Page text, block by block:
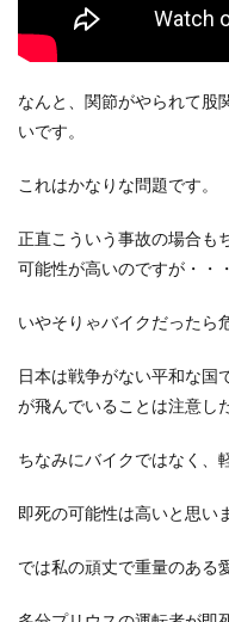
なんと、関節がやられて股
いです。
これはかなりな問題です。
正直こういう事故の場合も
可能性が高いのですが・・・
いやそりゃバイクだったら
日本は戦争がない平和な国
が飛んでいることは注意し
ちなみにバイクではなく、
即死の可能性は高いと思い
では私の頑丈で重量のある